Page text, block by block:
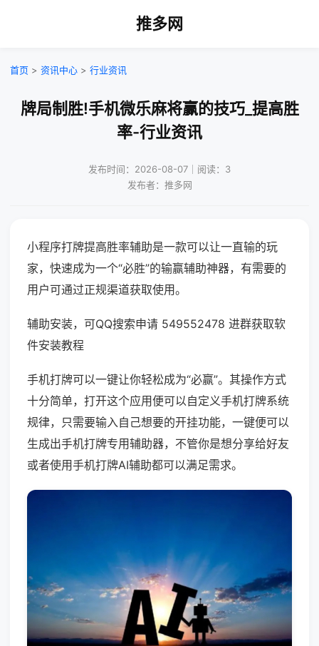
推多网
首页 > 资讯中心 > 行业资讯
牌局制胜!手机微乐麻将赢的技巧_提高胜
率-行业资讯
发布时间：2026-08-07｜阅读：3
发布者：推多网
小程序打牌提高胜率辅助是一款可以让一直输的玩
家，快速成为一个“必胜”的输赢辅助神器，有需要的
用户可通过正规渠道获取使用。
辅助安装，可QQ搜索申请 549552478 进群获取软
件安装教程
手机打牌可以一键让你轻松成为“必赢”。其操作方式
十分简单，打开这个应用便可以自定义手机打牌系统
规律，只需要输入自己想要的开挂功能，一键便可以
生成出手机打牌专用辅助器，不管你是想分享给好友
或者使用手机打牌AI辅助都可以满足需求。